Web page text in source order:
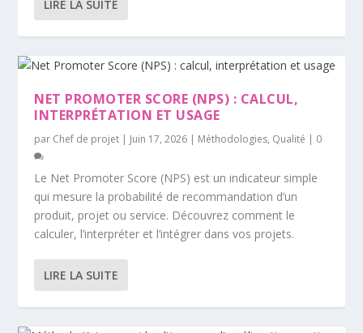
LIRE LA SUITE
NET PROMOTER SCORE (NPS) : CALCUL,
INTERPRÉTATION ET USAGE
par Chef de projet | Juin 17, 2026 | Méthodologies, Qualité | 0
Le Net Promoter Score (NPS) est un indicateur simple
qui mesure la probabilité de recommandation d’un
produit, projet ou service. Découvrez comment le
calculer, l’interpréter et l’intégrer dans vos projets.
LIRE LA SUITE